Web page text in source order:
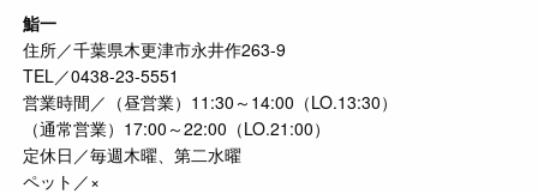
鮨一
住所／千葉県木更津市永井作263-9
TEL／0438-23-5551
営業時間／（昼営業）11:30～14:00（LO.13:30）
（通常営業）17:00～22:00（LO.21:00）
定休日／毎週木曜、第二水曜
ペット／×